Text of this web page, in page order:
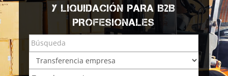
Y LIQUIDACIÓN PARA B2B
PROFESIONALES